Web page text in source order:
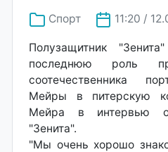
Спорт 11:20 /
Полузащитник
последнюю роль
соотечественника
Мейры в питерскую
Мейра в интервью
"Зенита".
"Мы очень хорошо